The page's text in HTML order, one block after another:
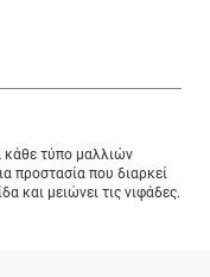
κάθε τύπο μαλλιών
προστασία που διαρκεί
και μειώνει τις νιφάδες.